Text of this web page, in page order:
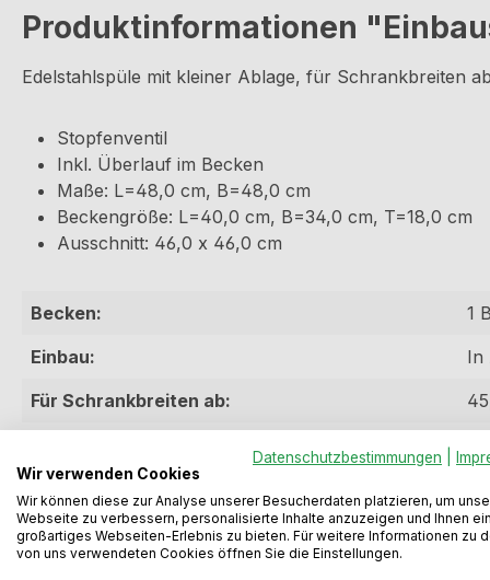
Produktinformationen
Edelstahlspüle mit kleiner Ablage, für Schrankbreiten
Stopfenventil
Inkl. Überlauf im Becken
Maße: L=48,0 cm, B=48,0 cm
Beckengröße: L=40,0 cm, B=34,0 cm, T=18,0 cm
Ausschnitt: 46,0 x 46,0 cm
Becken:
1
Einbau:
In
Für Schrankbreiten ab:
Armatur
Datenschutzbestimmungen
Wir verwenden Cookies
Wir können diese zur Analyse unserer Besucherdaten platzieren, um
Webseite zu verbessern, personalisierte Inhalte anzuzeigen und Ihnen ein
großartiges Webseiten-Erlebnis zu bieten. Für weitere Informationen zu
von uns verwendeten Cookies öffnen Sie die Einstellungen.